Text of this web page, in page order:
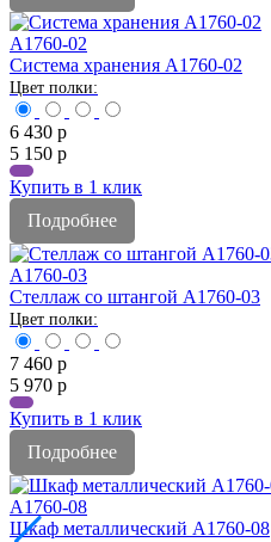
A1760-02
Система хранения A1760-02
6 430 р
5 150 р
Купить в 1 клик
Подробнее
A1760-03
Стеллаж со штангой A1760-03
7 460 р
5 970 р
Купить в 1 клик
Подробнее
A1760-08
Шкаф металлический A1760-08